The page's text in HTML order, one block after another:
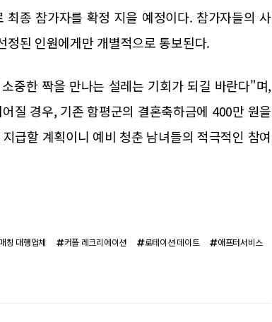
종 참가자를 확정 지을 예정이다. 참가자들의 사
된 인원에게만 개별적으로 통보된다.
중한 짝을 만나는 설레는 기회가 되길 바란다"며,
질 경우, 기존 함평군의 결혼축하금에 400만 원을
급할 계획이니 예비 청춘 남녀들의 적극적인 참여
칭 대행업체 커플 레크리에이션 로테이션 데이트 애프터서비스